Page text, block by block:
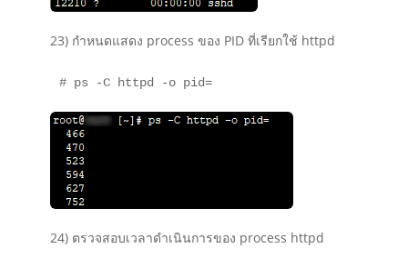
23) กำหนดแสดง process ของ PID ที่เรียกใช้ httpd
# ps -C httpd -o pid=
24) ตรวจสอบเวลาดำเนินการของ process httpd